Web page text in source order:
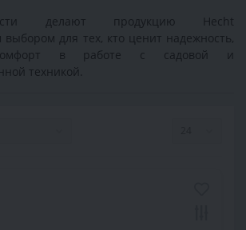
делают продукцию Hecht
для тех, кто ценит надежность,
в работе с садовой и
техникой.